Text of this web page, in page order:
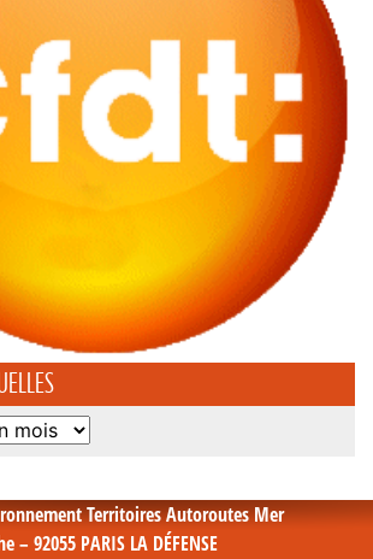
Territoires Autoroutes Mer
– 92055 PARIS LA DÉFENSE